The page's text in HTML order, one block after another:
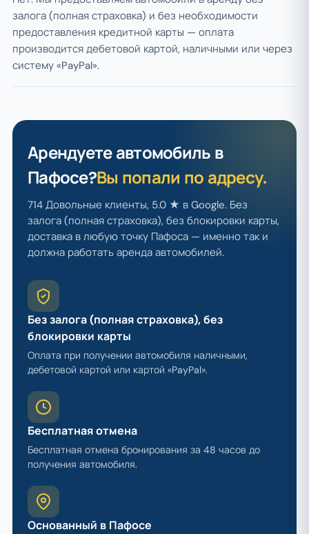
залога (полная страховка) и без необходимости
предоставления кредитной карты — оплата
производится дебетовой картой, наличными или через
систему «PayPal».
Арендуете автомобиль в
Пафосе?Вы попали по адресу.
714 Довольные клиенты, 5.0 ★ в Google. Без
залога (полная страховка), без блокировки карты,
доставка в любую точку Пафоса — именно так и
должна работать аренда автомобилей.
Без залога (полная страховка), без
блокировки карты
Оплата при получении автомобиля наличными,
дебетовой картой или картой «PayPal».
Бесплатная отмена
Бесплатная отмена бронирования за 48 часов до
получения автомобиля.
Основанный в Пафосе